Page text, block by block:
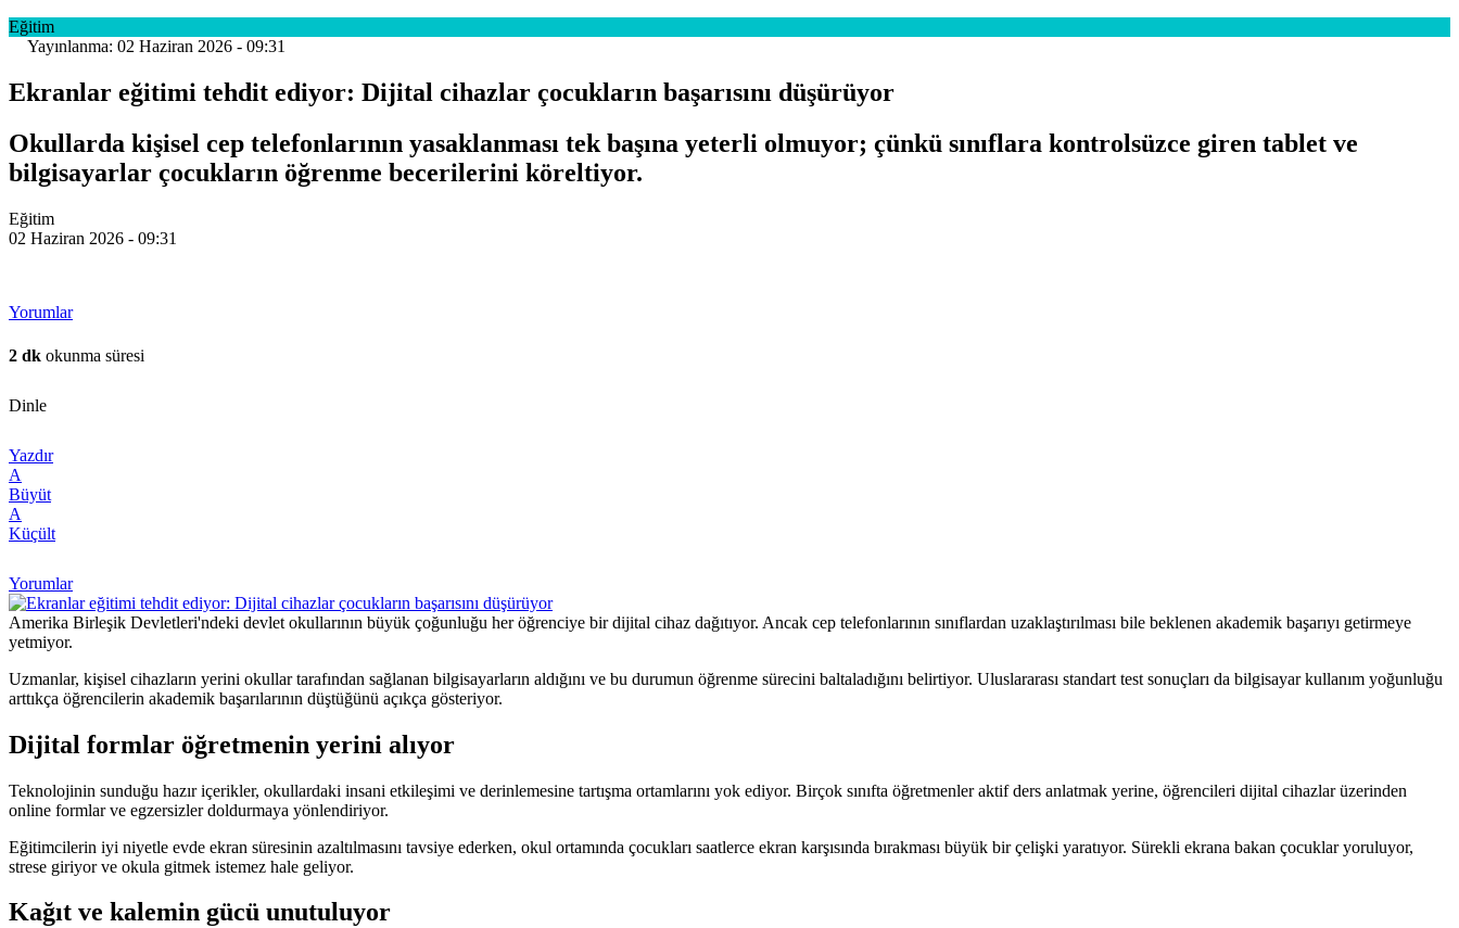
Eğitim
Yayınlanma: 02 Haziran 2026 - 09:31
Ekranlar eğitimi tehdit ediyor: Dijital cihazlar çocukların başarısını düşürüyor
Okullarda kişisel cep telefonlarının yasaklanması tek başına yeterli olmuyor; çünkü sınıflara kontrolsüzce giren tablet ve
bilgisayarlar çocukların öğrenme becerilerini köreltiyor.
Eğitim
02 Haziran 2026 - 09:31
Yorumlar
2 dk okunma süresi
Dinle
Yazdır
A
Büyüt
A
Küçült
Yorumlar
Amerika Birleşik Devletleri'ndeki devlet okullarının büyük çoğunluğu her öğrenciye bir dijital cihaz dağıtıyor. Ancak cep telefonlarının sınıflardan uzaklaştırılması bile beklenen akademik başarıyı getirmeye
yetmiyor.
Uzmanlar, kişisel cihazların yerini okullar tarafından sağlanan bilgisayarların aldığını ve bu durumun öğrenme sürecini baltaladığını belirtiyor. Uluslararası standart test sonuçları da bilgisayar kullanım yoğunluğu
arttıkça öğrencilerin akademik başarılarının düştüğünü açıkça gösteriyor.
Dijital formlar öğretmenin yerini alıyor
Teknolojinin sunduğu hazır içerikler, okullardaki insani etkileşimi ve derinlemesine tartışma ortamlarını yok ediyor. Birçok sınıfta öğretmenler aktif ders anlatmak yerine, öğrencileri dijital cihazlar üzerinden
online formlar ve egzersizler doldurmaya yönlendiriyor.
Eğitimcilerin iyi niyetle evde ekran süresinin azaltılmasını tavsiye ederken, okul ortamında çocukları saatlerce ekran karşısında bırakması büyük bir çelişki yaratıyor. Sürekli ekrana bakan çocuklar yoruluyor,
strese giriyor ve okula gitmek istemez hale geliyor.
Kağıt ve kalemin gücü unutuluyor